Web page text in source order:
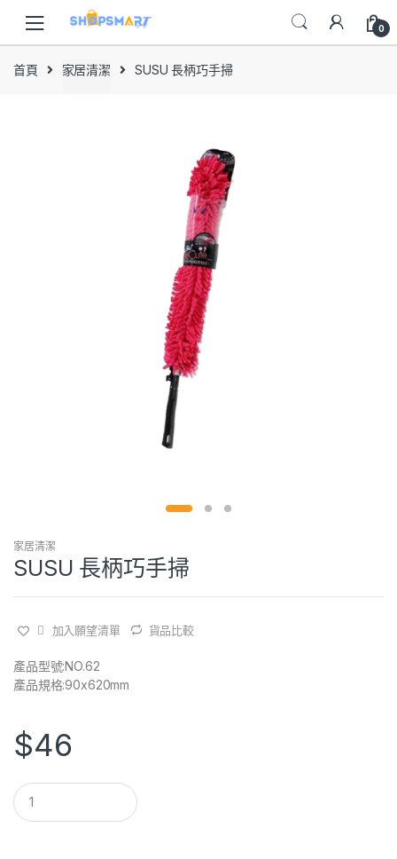
navigation
content
0
首頁 家居清潔 SUSU 長柄巧手掃
家居清潔
SUSU 長柄巧手掃
加入願望清單 貨品比較
產品型號:NO.62
產品規格:90x620mm
$46
Q
u
a